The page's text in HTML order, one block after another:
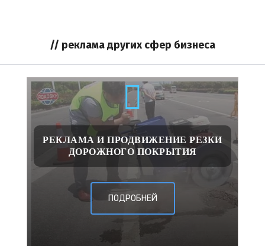
// реклама других сфер бизнеса
РЕКЛАМА И ПРОДВИЖЕНИЕ РЕЗКИ
ДОРОЖНОГО ПОКРЫТИЯ
ПОДРОБНЕЙ